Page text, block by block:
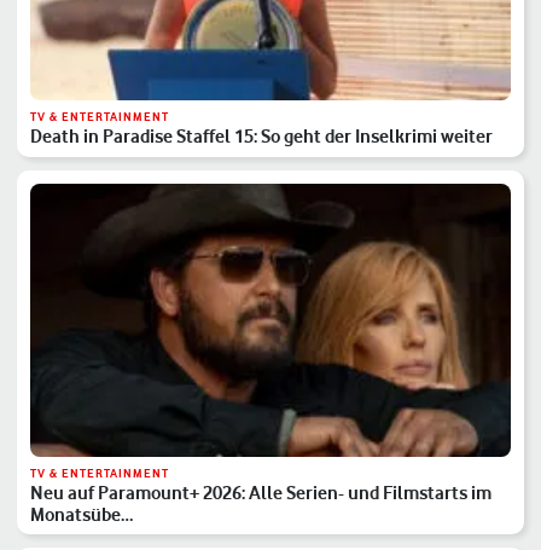
TV & ENTERTAINMENT
Death in Paradise Staffel 15: So geht der Inselkrimi weiter
TV & ENTERTAINMENT
Neu auf Paramount+ 2026: Alle Serien- und Filmstarts im
Monatsübe…